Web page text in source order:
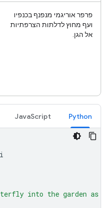
פרפר אוריגמי מנפנף בכנפיו
ועף מחוץ לדלתות הצרפתיות
אל הגן.
Python
JavaScript
into the garden as